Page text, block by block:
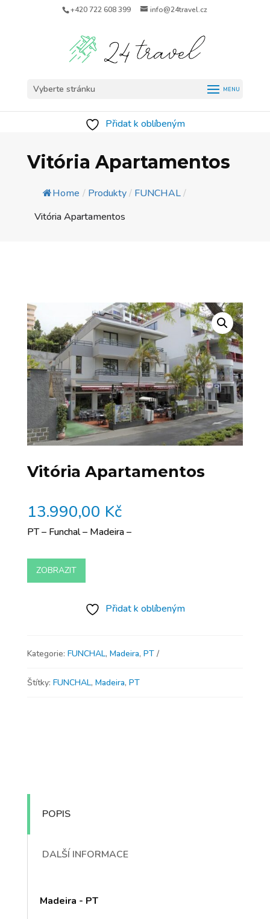
+420 722 608 399 info@24travel.cz
Vyberte stránku
Přidat k oblíbeným
Vitória Apartamentos
Home / Produkty/ FUNCHAL/
Vitória Apartamentos
Vitória Apartamentos
13.990,00 Kč
PT – Funchal – Madeira –
ZOBRAZIT
Přidat k oblíbeným
Kategorie: FUNCHAL, Madeira, PT
Štítky: FUNCHAL, Madeira, PT
POPIS
DALŠÍ INFORMACE
Madeira - PT